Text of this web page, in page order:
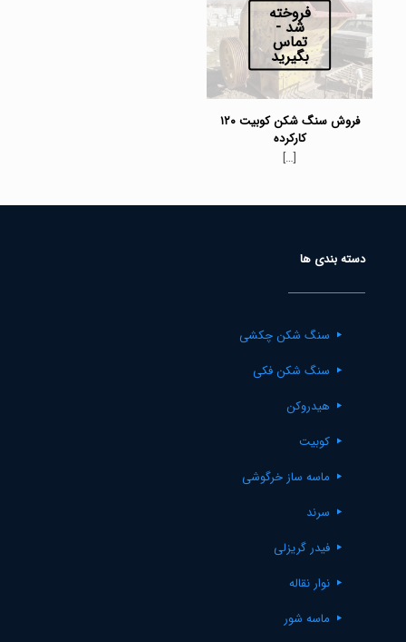
فروخته
شد -
تماس
بگیرید
فروش سنگ شکن کوبیت ۱۲۰
کارکرده
[…]
دسته بندی ها
سنگ شکن چکشی
سنگ شکن فکی
هیدروکن
کوبیت
ماسه ساز خرگوشی
سرند
فیدر گریزلی
نوار نقاله
ماسه شور